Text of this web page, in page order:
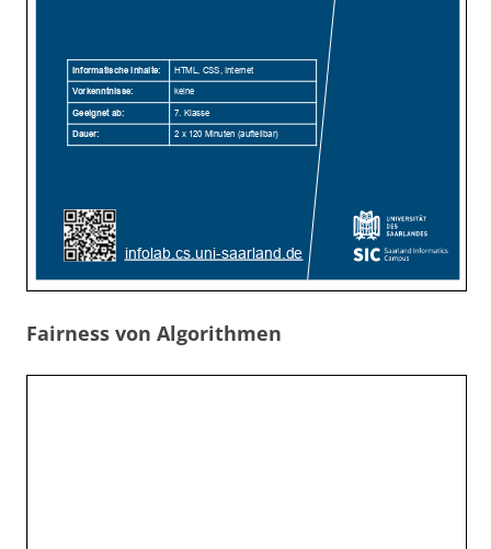
Fairness von Algorithmen